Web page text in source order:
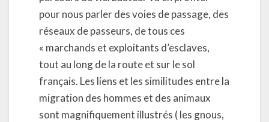
pour nous parler des voies de passage, des
réseaux de passeurs, de tous ces
« marchands et exploitants d’esclaves,
tout au long de la route et sur le sol
français. Les liens et les similitudes entre la
migration des hommes et des animaux
sont magnifiquement illustrés ( les gnous,